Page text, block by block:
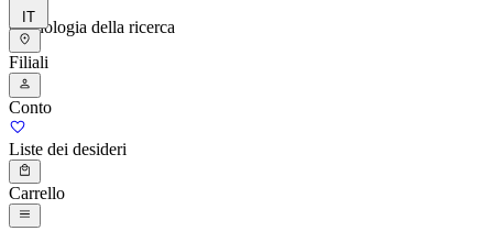
Cronologia della ricerca
IT
Filiali
Conto
Liste dei desideri
Carrello